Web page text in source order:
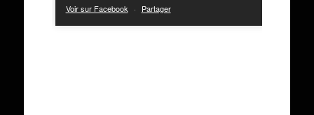
Voir sur Facebook · Partager